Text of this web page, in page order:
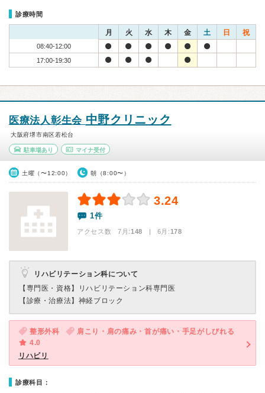
診療時間
月 火 水 木 金 土 日 祝
08:40-12:00
17:00-19:30
医療法人彰生会 中野クリニック
大阪府堺市南区若松台
駐車場あり マイナ受付
土曜（〜12:00） 朝（8:00〜）
3.24
1件
アクセス数 7月:148 | 6月:178
リハビリテーション科について
【専門医・資格】
リハビリテーション科専門医
【診療・治療法】 神経ブロック
整形外科
肩こり・肩の痛み・首が痛い・手足がしびれる
4.0
リハビリ
診療科目：